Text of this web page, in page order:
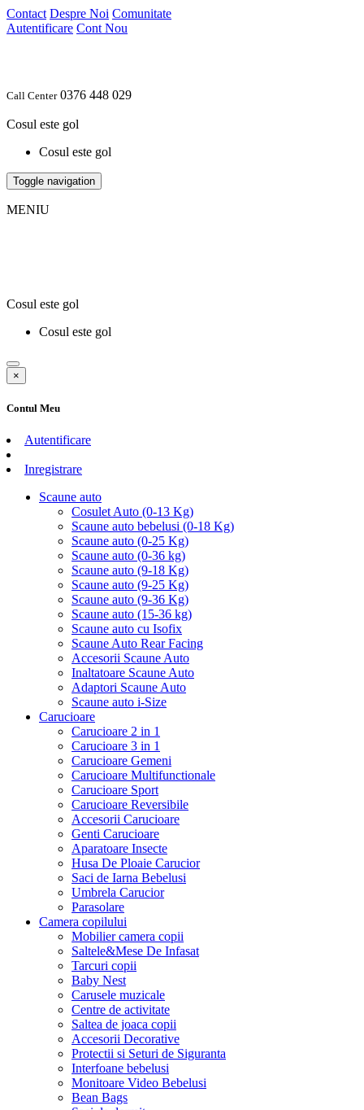
Contact Despre Noi Comunitate
Autentificare Cont Nou
Call Center0376 448 029
Cosul este gol
Cosul este gol
Toggle navigation
MENIU
Cosul este gol
Cosul este gol
×
Contul Meu
Autentificare
Inregistrare
Scaune auto
Cosulet Auto (0-13 Kg)
Scaune auto bebelusi (0-18 Kg)
Scaune auto (0-25 Kg)
Scaune auto (0-36 kg)
Scaune auto (9-18 Kg)
Scaune auto (9-25 Kg)
Scaune auto (9-36 Kg)
Scaune auto (15-36 kg)
Scaune auto cu Isofix
Scaune Auto Rear Facing
Accesorii Scaune Auto
Inaltatoare Scaune Auto
Adaptori Scaune Auto
Scaune auto i-Size
Carucioare
Carucioare 2 in 1
Carucioare 3 in 1
Carucioare Gemeni
Carucioare Multifunctionale
Carucioare Sport
Carucioare Reversibile
Accesorii Carucioare
Genti Carucioare
Aparatoare Insecte
Husa De Ploaie Carucior
Saci de Iarna Bebelusi
Umbrela Carucior
Parasolare
Camera copilului
Mobilier camera copii
Saltele&Mese De Infasat
Tarcuri copii
Baby Nest
Carusele muzicale
Centre de activitate
Saltea de joaca copii
Accesorii Decorative
Protectii si Seturi de Siguranta
Interfoane bebelusi
Monitoare Video Bebelusi
Bean Bags